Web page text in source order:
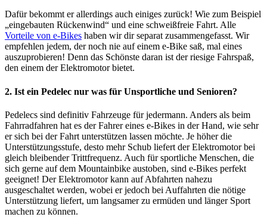
Dafür bekommt er allerdings auch einiges zurück! Wie zum Beispiel
„eingebauten Rückenwind“ und eine schweißfreie Fahrt. Alle
Vorteile von e-Bikes haben wir dir separat zusammengefasst. Wir
empfehlen jedem, der noch nie auf einem e-Bike saß, mal eines
auszuprobieren! Denn das Schönste daran ist der riesige Fahrspaß,
den einem der Elektromotor bietet.
2. Ist ein Pedelec nur was für Unsportliche und Senioren?
Pedelecs sind definitiv Fahrzeuge für jedermann. Anders als beim
Fahrradfahren hat es der Fahrer eines e-Bikes in der Hand, wie sehr
er sich bei der Fahrt unterstützen lassen möchte. Je höher die
Unterstützungsstufe, desto mehr Schub liefert der Elektromotor bei
gleich bleibender Trittfrequenz. Auch für sportliche Menschen, die
sich gerne auf dem Mountainbike austoben, sind e-Bikes perfekt
geeignet! Der Elektromotor kann auf Abfahrten nahezu
ausgeschaltet werden, wobei er jedoch bei Auffahrten die nötige
Unterstützung liefert, um langsamer zu ermüden und länger Sport
machen zu können.